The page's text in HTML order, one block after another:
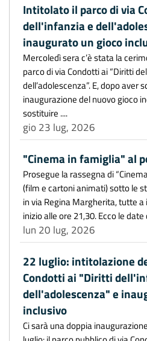
Intitolato il parco di via
dell'infanzia e
inaugurato un gioco
Mercoledì sera c’è stata la
parco di via Condotti ai “Diritti
dell’adolescenza”. E, dopo aver
inaugurazione del nuovo gioco
sostituire ....
gio 23 lug, 2026
"Cinema in famiglia" al
Prosegue la rassegna di
(film e cartoni animati) sotto le
in via Regina Margherita, tutte
inizio alle ore 21,30. Ecco le
lun 20 lug, 2026
22 luglio: intitolazione
Condotti ai "Diritti
dell'adolescenza" e
inclusivo
Ci sarà una doppia